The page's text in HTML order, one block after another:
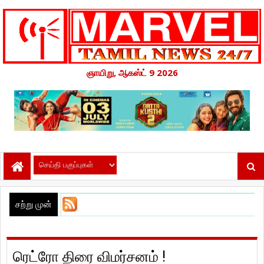
ஞாயிறு, ஆகஸ்ட் 9 2026
சற்று முன்
ரெட்ரோ திரை விமர்சனம் !